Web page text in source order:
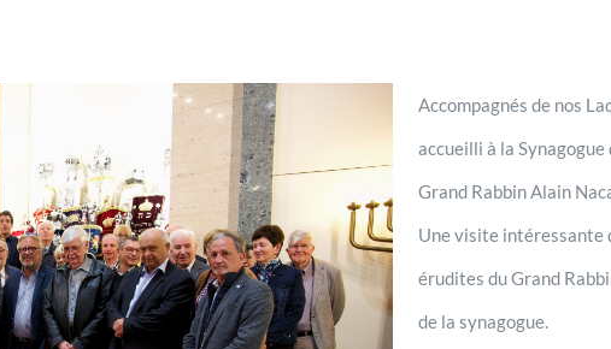
Accompagnés de nos
accueilli à la
Grand Rabbin Alain
Une visite intéressante
érudites du Grand
de la synagogue.